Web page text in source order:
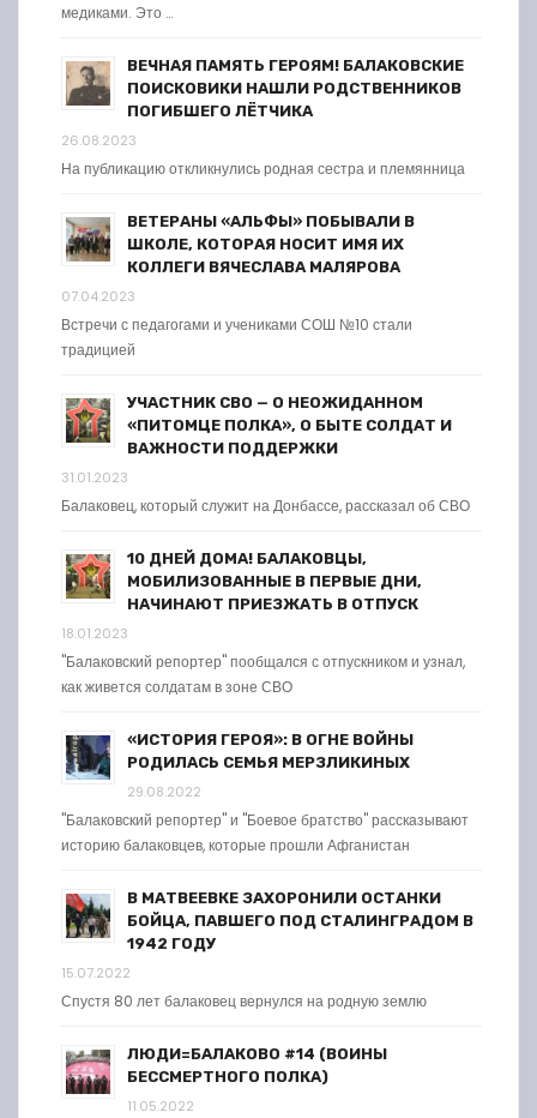
медиками. Это …
ВЕЧНАЯ ПАМЯТЬ ГЕРОЯМ! БАЛАКОВСКИЕ
ПОИСКОВИКИ НАШЛИ РОДСТВЕННИКОВ
ПОГИБШЕГО ЛЁТЧИКА
26.08.2023
На публикацию откликнулись родная сестра и племянница
ВЕТЕРАНЫ «АЛЬФЫ» ПОБЫВАЛИ В
ШКОЛЕ, КОТОРАЯ НОСИТ ИМЯ ИХ
КОЛЛЕГИ ВЯЧЕСЛАВА МАЛЯРОВА
07.04.2023
Встречи с педагогами и учениками СОШ №10 стали
традицией
УЧАСТНИК СВО — О НЕОЖИДАННОМ
«ПИТОМЦЕ ПОЛКА», О БЫТЕ СОЛДАТ И
ВАЖНОСТИ ПОДДЕРЖКИ
31.01.2023
Балаковец, который служит на Донбассе, рассказал об СВО
10 ДНЕЙ ДОМА! БАЛАКОВЦЫ,
МОБИЛИЗОВАННЫЕ В ПЕРВЫЕ ДНИ,
НАЧИНАЮТ ПРИЕЗЖАТЬ В ОТПУСК
18.01.2023
"Балаковский репортер" пообщался с отпускником и узнал,
как живется солдатам в зоне СВО
«ИСТОРИЯ ГЕРОЯ»: В ОГНЕ ВОЙНЫ
РОДИЛАСЬ СЕМЬЯ МЕРЗЛИКИНЫХ
29.08.2022
"Балаковский репортер" и "Боевое братство" рассказывают
историю балаковцев, которые прошли Афганистан
В МАТВЕЕВКЕ ЗАХОРОНИЛИ ОСТАНКИ
БОЙЦА, ПАВШЕГО ПОД СТАЛИНГРАДОМ В
1942 ГОДУ
15.07.2022
Спустя 80 лет балаковец вернулся на родную землю
ЛЮДИ=БАЛАКОВО #14 (ВОИНЫ
БЕССМЕРТНОГО ПОЛКА)
11.05.2022